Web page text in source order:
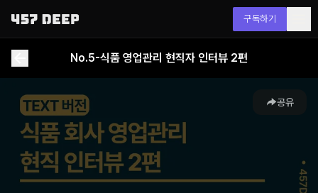
구독하기
No.5-식품 영업관리 현직자 인터뷰 2편
공유